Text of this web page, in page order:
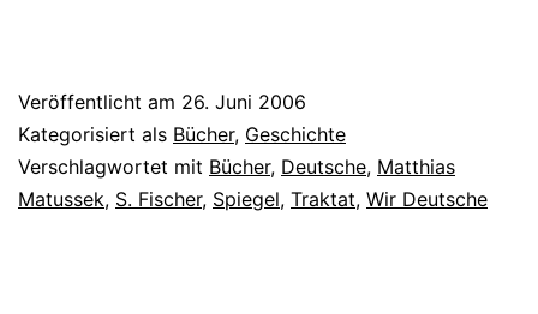
Veröffentlicht am 26. Juni 2006
Kategorisiert als Bücher, Geschichte
Verschlagwortet mit Bücher, Deutsche, Matthias
Matussek, S. Fischer, Spiegel, Traktat, Wir Deutsche